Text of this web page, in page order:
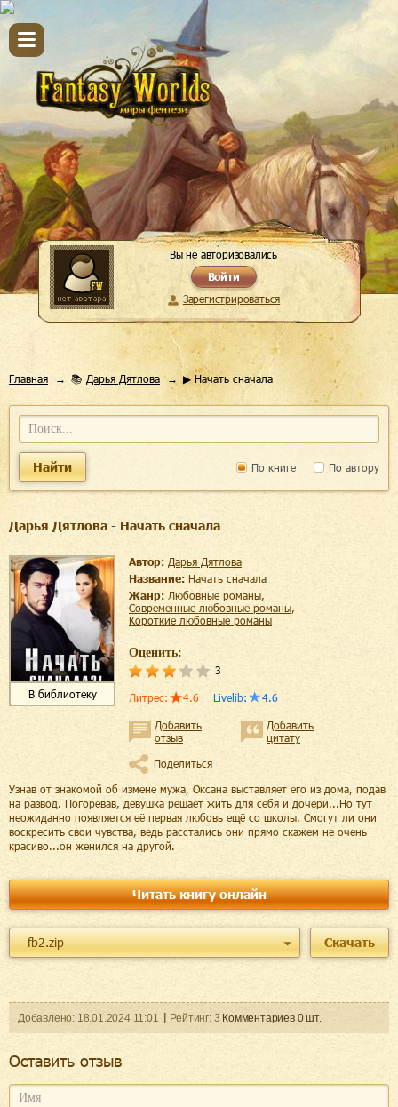
Вы не авторизовались
Войти
Зарегистрироваться
Главная 📚 Дарья Дятлова ▶ Начать сначала
По книге По автору
Найти
Дарья Дятлова - Начать сначала
В библиотеку
Автор: Дарья Дятлова
Название: Начать сначала
Жанр:
любовные романы,
современные любовные романы,
короткие любовные романы
Оценить:
3
Литрес: 4.6 Livelib: 4.6
Добавить
отзыв
Добавить
цитату
Поделиться
Узнав от знакомой об измене мужа, Оксана выставляет его из дома, подав
на развод. Погоревав, девушка решает жить для себя и дочери...Но тут
неожиданно появляется её первая любовь ещё со школы. Смогут ли они
воскресить свои чувства, ведь расстались они прямо скажем не очень
красиво...он женился на другой.
Читать книгу онлайн
fb2.zip Скачать
Добавленo: 18.01.2024 11:01 Рейтинг: 3 Комментариев 0шт.
Оcтавить отзыв